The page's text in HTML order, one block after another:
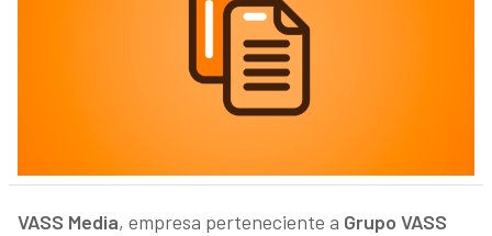
VASS Media, empresa perteneciente a Grupo VASS